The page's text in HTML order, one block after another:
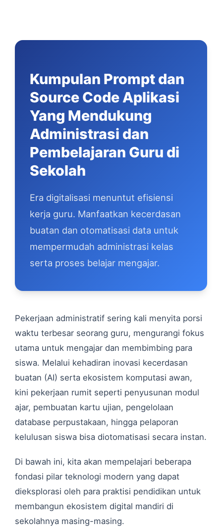
Kumpulan Prompt dan
Source Code Aplikasi
Yang Mendukung
Administrasi dan
Pembelajaran Guru di
Sekolah
Era digitalisasi menuntut efisiensi
kerja guru. Manfaatkan kecerdasan
buatan dan otomatisasi data untuk
mempermudah administrasi kelas
serta proses belajar mengajar.
Pekerjaan administratif sering kali menyita porsi
waktu terbesar seorang guru, mengurangi fokus
utama untuk mengajar dan membimbing para
siswa. Melalui kehadiran inovasi kecerdasan
buatan (AI) serta ekosistem komputasi awan,
kini pekerjaan rumit seperti penyusunan modul
ajar, pembuatan kartu ujian, pengelolaan
database perpustakaan, hingga pelaporan
kelulusan siswa bisa diotomatisasi secara instan.
Di bawah ini, kita akan mempelajari beberapa
fondasi pilar teknologi modern yang dapat
dieksplorasi oleh para praktisi pendidikan untuk
membangun ekosistem digital mandiri di
sekolahnya masing-masing.